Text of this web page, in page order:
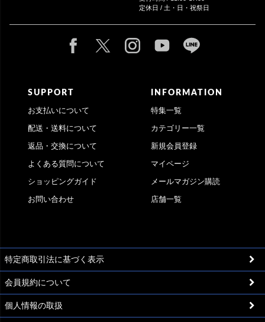
定休日 / 土・日・祝祭日
SUPPORT
お支払いについて
配送・送料について
返品・交換について
よくある質問について
ショッピングガイド
お問い合わせ
INFORMATION
特集一覧
カテゴリー一覧
新規会員登録
マイページ
メールマガジン購読
店舗一覧
特定商取引法に基づく表示
会員規約について
個人情報の取扱